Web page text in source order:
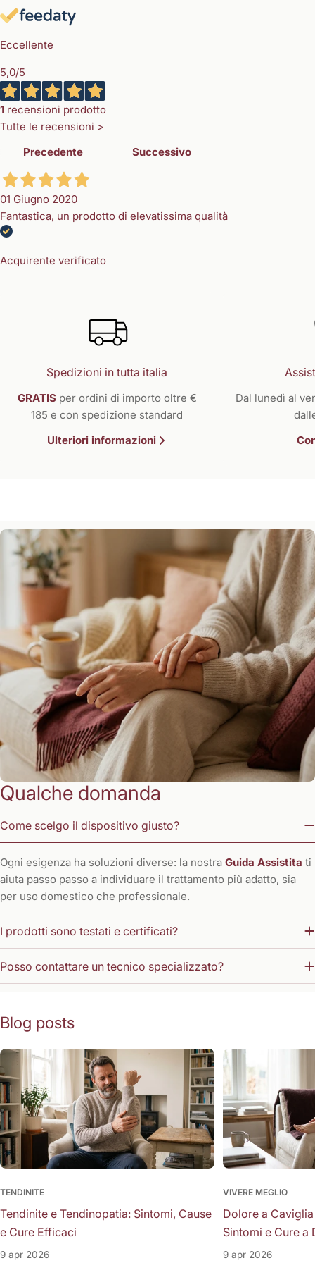
Eccellente
5,0/5
1 recensioni prodotto
Tutte le recensioni >
Precedente
Successivo
01 Giugno 2020
Fantastica, un prodotto di elevatissima qualità
Acquirente verificato
Spedizioni in tutta italia
GRATIS per ordini di importo oltre €
185 e con spedizione standard
Ulteriori informazioni
Dal lunedì al
Qualche domanda
Come scelgo il dispositivo giusto?
Ogni esigenza ha soluzioni diverse: la nostra Guida Assistita ti
aiuta passo passo a individuare il trattamento più adatto, sia
per uso domestico che professionale.
I prodotti sono testati e certificati?
Posso contattare un tecnico specializzato?
Blog posts
TENDINITE
Tendinite e Tendinopatia: Sintomi, Cause
e Cure Efficaci
9 apr 2026
VIVERE MEGLIO
Dolore a
Sintomi e Cure a
9 apr 2026